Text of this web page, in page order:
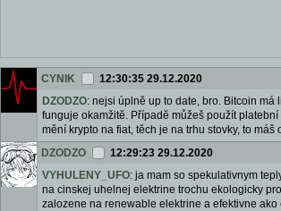
CYNIK 12:30:35 29.12.2020
DZODZO: nejsi úplně up to date, bro. Bitcoin má
funguje okamžitě. Případě můžeš použít platební
mění krypto na fiat, těch je na trhu stovky, to máš
DZODZO
12:29:23 29.12.2020
VYHULENY_UFO: ja mam so spekulativnym
na cinskej uhelnej elektrine trochu ekologicky
zalozene na renewable elektrine a efektivne ako